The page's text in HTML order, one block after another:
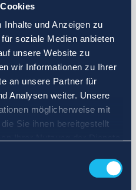
und Anzeigen zu
soziale Medien anbieten
unsere Website zu
wir Informationen zu Ihrer
an unsere Partner für
Analysen weiter. Unsere
möglicherweise mit
Sie ihnen bereitgestellt